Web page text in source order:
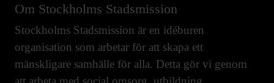
Om Stockholms Stadsmission
Stockholms Stadsmission är en idéburen
organisation som arbetar för att skapa ett
mänskligare samhälle för alla. Detta gör vi genom